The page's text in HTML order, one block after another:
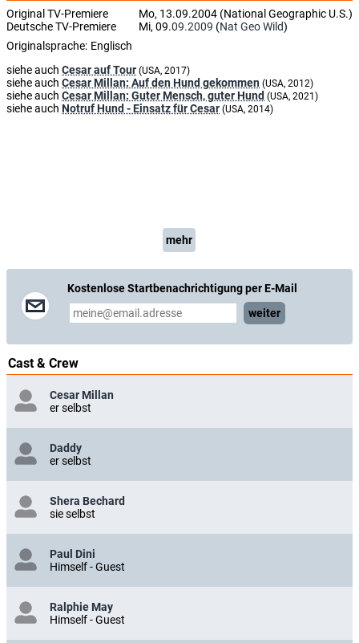
Original TV-Premiere
Mo, 13.09.2004 (National Geographic U.S.)
Deutsche TV-Premiere
Mi, 09.09.2009 (Nat Geo Wild)
Originalsprache: Englisch
siehe auch Cesar auf Tour (USA, 2017)
siehe auch Cesar Millan: Auf den Hund gekommen (USA, 2012)
siehe auch Cesar Millan: Guter Mensch, guter Hund (USA, 2021)
siehe auch Notruf Hund - Einsatz für Cesar (USA, 2014)
mehr
Kostenlose Startbenachrichtigung per E-Mail
weiter
Cast & Crew
Cesar Millan
er selbst
Daddy
er selbst
Shera Bechard
sie selbst
Paul Dini
Himself - Guest
Ralphie May
Himself - Guest